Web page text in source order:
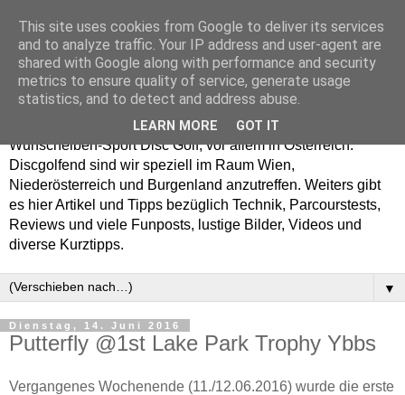
Enjoy Disc Golf and let
your Putterfly
Auf putterfly.at dreht sich alles um den Frisbee- bzw.
Wurfscheiben-Sport Disc Golf, vor allem in Österreich.
Discgolfend sind wir speziell im Raum Wien,
Niederösterreich und Burgenland anzutreffen. Weiters gibt
es hier Artikel und Tipps bezüglich Technik, Parcourstests,
Reviews und viele Funposts, lustige Bilder, Videos und
diverse Kurztipps.
▼
Dienstag, 14. Juni 2016
Putterfly @1st Lake Park Trophy Ybbs
Vergangenes Wochenende (11./12.06.2016) wurde die erste
This site uses cookies from Google to deliver its services
and to analyze traffic. Your IP address and user-agent are
shared with Google along with performance and security
metrics to ensure quality of service, generate usage
statistics, and to detect and address abuse.
LEARN MORE GOT IT